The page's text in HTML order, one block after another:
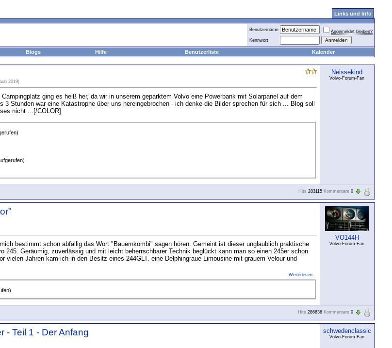
Links und Info
Benutzername
Angemeldet bleiben?
Kennwort
Blogs Hilfe Benutzerliste Kalender
2019)
ging es heiß her, da wir in unserem geparktem Volvo eine Powerbank mit Solarpanel auf dem
3 Stunden war eine Katastrophe über uns hereingebrochen - ich denke die Bilder sprechen für sich ... Blog soll
nicht ...[/COLOR]
Neissekind
Volvo-Forum-Fan
Hits 283115 Kommentare 0
bestimmt schon abfällig das Wort "Bauernkombi" sagen hören. Gemeint ist dieser unglaublich praktische
245. Geräumig, zuverlässig und mit leicht beherrschbarer Technik beglückt kann man so einen 245er schon
vielen Jahren kam ich in den Besitz eines 244GLT. eine Delphingraue Limousine mit grauem Velour und
Weiterlesen...
VO144H
Volvo-Forum-Fan
Hits 286636 Kommentare 0
- Teil 1 - Der Anfang schwedenclassic
Volvo-Forum-Fan